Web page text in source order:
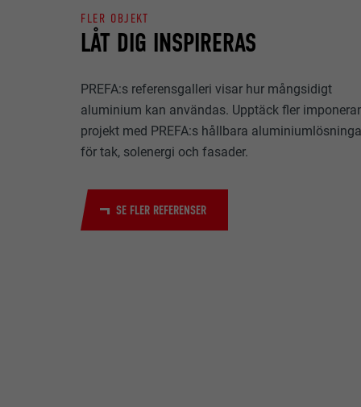
LÅT DIG INSPIRERAS
FLER OBJEKT
PREFA:s referensgalleri visar hur mångsidigt
aluminium kan användas. Upptäck fler
projekt med PREFA:s hållbara
för tak, solenergi och fasader.
SE FLER REFERENSER
EFTERNAMN
PROCEDUR
ÄNDAMÅL
Kakor för
olika
till innehåll